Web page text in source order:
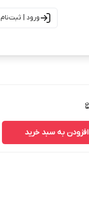
ورود | ثبت‌نام
افزودن به سبد خرید